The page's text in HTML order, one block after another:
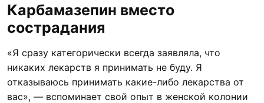
Карбамазепин вместо
сострадания
«Я сразу категорически всегда заявляла, что
никаких лекарств я принимать не буду. Я
отказываюсь принимать какие-либо лекарства от
вас», — вспоминает свой опыт в женской колонии